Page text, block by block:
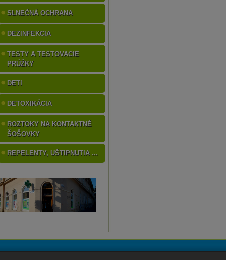
SLNEČNÁ OCHRANA
DEZINFEKCIA
TESTY A TESTOVACIE
PRÚŽKY
DETI
DETOXIKÁCIA
ROZTOKY NA KONTAKTNÉ
ŠOŠOVKY
REPELENTY, UŠTIPNUTIA ...